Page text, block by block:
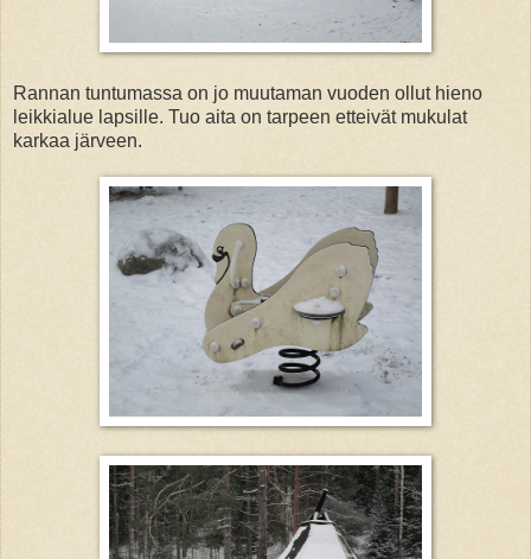
Rannan tuntumassa on jo muutaman vuoden ollut hieno
leikkialue lapsille. Tuo aita on tarpeen etteivät mukulat
karkaa järveen.